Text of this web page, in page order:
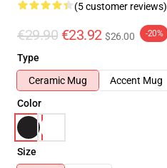
(5 customer reviews)
€29.90 €23.92 $26.00 -20%
Type
Ceramic Mug
Accent Mug
Color
Size